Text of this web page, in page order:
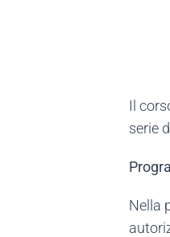
Il
serie
Nella